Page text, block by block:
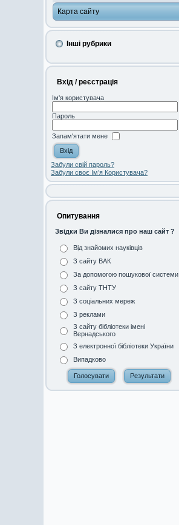
Карта сайту
Інші рубрики
Вхід / реєстрація
Ім'я користувача
Пароль
Запам'ятати мене
Забули свій пароль?
Забули своє Ім’я Користувача?
Опитування
Звідки Ви дізналися про наш сайт ?
Від знайомих науківців
З сайту ВАК
За допомогою пошукової системи
З сайту ТНТУ
З соціальних мереж
З реклами
З сайту бібліотеки імені
Вернадського
З електронної бібліотеки України
Випадково